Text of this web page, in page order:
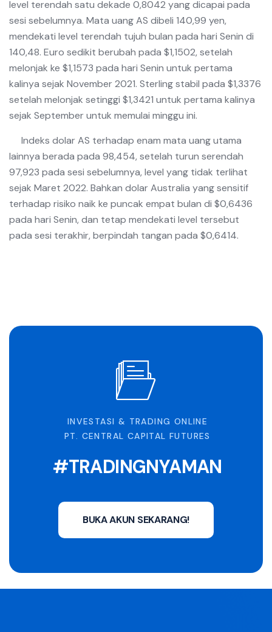
level terendah satu dekade 0,8042 yang dicapai pada
sesi sebelumnya. Mata uang AS dibeli 140,99 yen,
mendekati level terendah tujuh bulan pada hari Senin di
140,48. Euro sedikit berubah pada $1,1502, setelah
melonjak ke $1,1573 pada hari Senin untuk pertama
kalinya sejak November 2021. Sterling stabil pada $1,3376
setelah melonjak setinggi $1,3421 untuk pertama kalinya
sejak September untuk memulai minggu ini.
Indeks dolar AS terhadap enam mata uang utama
lainnya berada pada 98,454, setelah turun serendah
97,923 pada sesi sebelumnya, level yang tidak terlihat
sejak Maret 2022. Bahkan dolar Australia yang sensitif
terhadap risiko naik ke puncak empat bulan di $0,6436
pada hari Senin, dan tetap mendekati level tersebut
pada sesi terakhir, berpindah tangan pada $0,6414.
INVESTASI & TRADING ONLINE
PT. CENTRAL CAPITAL FUTURES
#TRADINGNYAMAN
BUKA AKUN SEKARANG!